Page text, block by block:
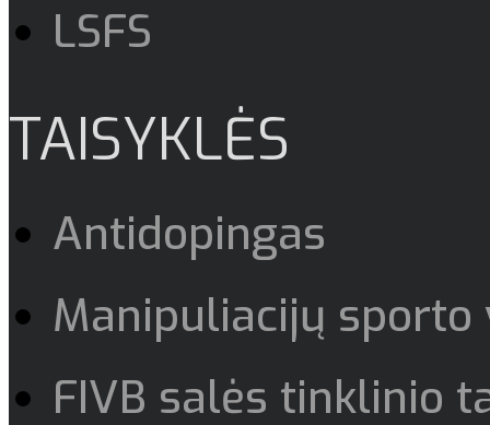
LSFS
TAISYKLĖS
Antidopingas
Manipuliacijų
FIVB salės tinklinio